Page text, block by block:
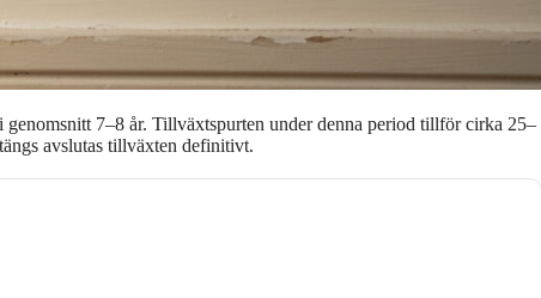
7–8 år. Tillväxtspurten under denna period tillför cirka 25–
avslutas tillväxten definitivt.